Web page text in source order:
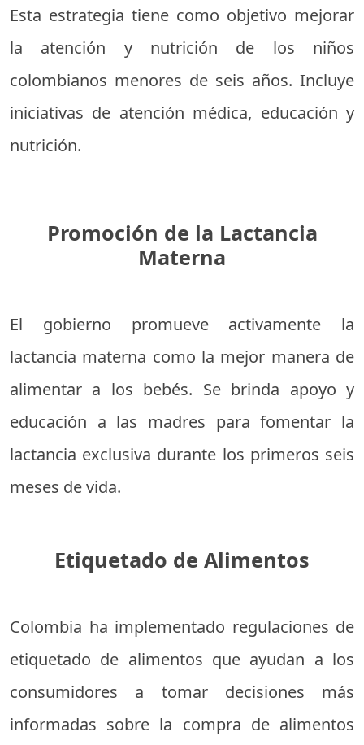
Esta estrategia tiene como objetivo mejorar
la atención y nutrición de los niños
colombianos menores de seis años. Incluye
iniciativas de atención médica, educación y
nutrición.
Promoción de la Lactancia
Materna
El gobierno promueve activamente la
lactancia materna como la mejor manera de
alimentar a los bebés. Se brinda apoyo y
educación a las madres para fomentar la
lactancia exclusiva durante los primeros seis
meses de vida.
Etiquetado de Alimentos
Colombia ha implementado regulaciones de
etiquetado de alimentos que ayudan a los
consumidores a tomar decisiones más
informadas sobre la compra de alimentos